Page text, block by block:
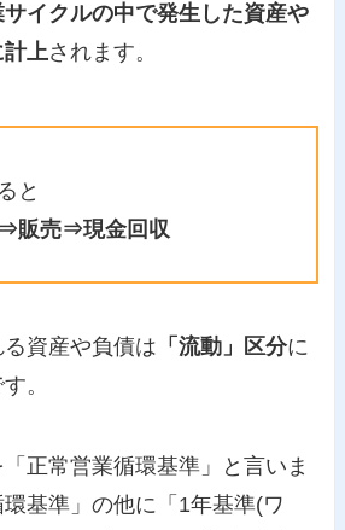
イクルの中で発生した資産や
計上されます。
と
販売⇒現金回収
資産や負債は 「流動」区分に
。
正常営業循環基準」と言いま
基準」の他に「1年基準(ワ